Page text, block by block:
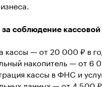
за соблюдение
кассы — от 20 000 ₽ в
накопитель — от 6
кассы в ФНС и